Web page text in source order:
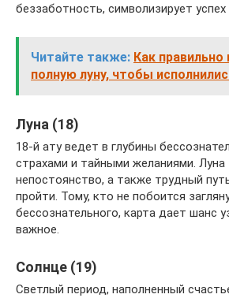
беззаботность, символизирует успех
Читайте также: Как правильно
полную луну, чтобы
Луна (18)
18-й ату ведет в глубины
страхами и тайными желаниями. Луна
непостоянство, а также трудный
пройти. Тому, кто не побоится
бессознательного, карта дает шанс
важное.
Солнце (19)
Светлый период, наполненный